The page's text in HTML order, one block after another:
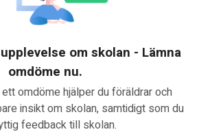
om skolan - Lämna
omdöme nu.
omdöme hjälper du föräldrar och
insikt om skolan, samtidigt som du
feedback till skolan.